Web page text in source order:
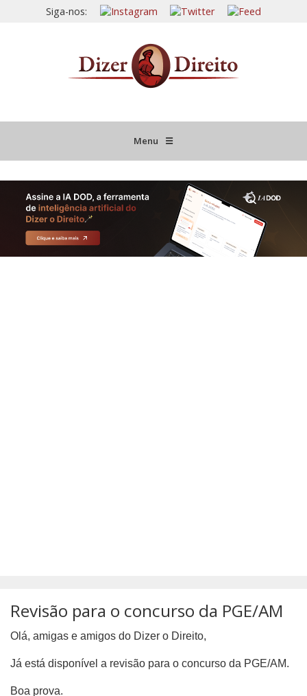
Siga-nos:
Menu ☰
JURISPRUDÊNCIA COMENTADA
INFORMATIVOS COMENTADOS
Revisão para o concurso da PGE/AM
Olá, amigas e amigos do Dizer o Direito,
Já está disponível a revisão para o concurso da PGE/AM.
Boa prova.